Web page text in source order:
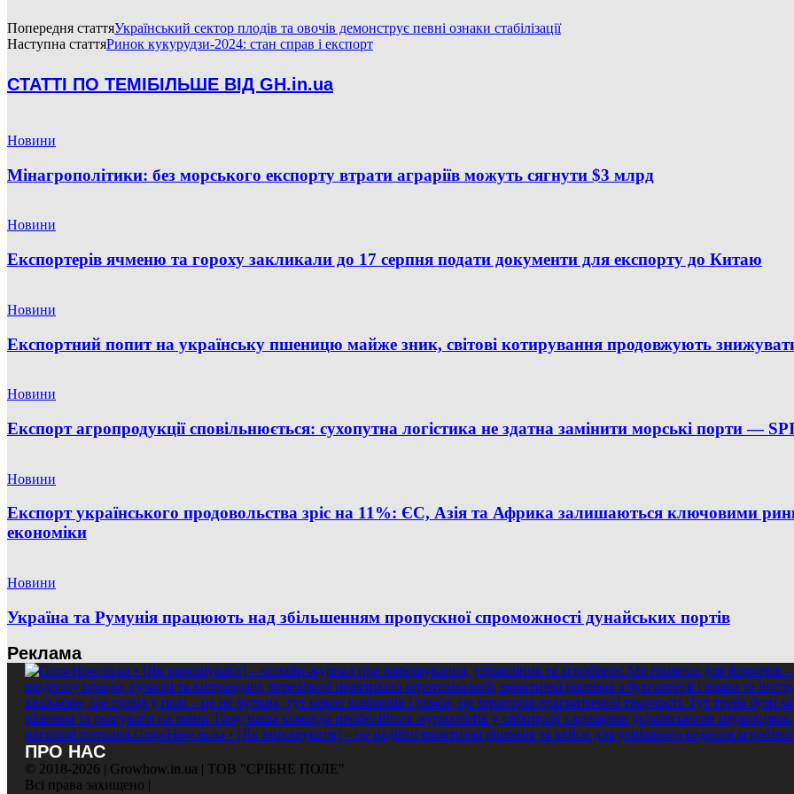
Попередня статтяУкраїнський сектор плодів та овочів демонструє певні ознаки стабілізації
Наступна статтяРинок кукурудзи-2024: стан справ і експорт
СТАТТІ ПО ТЕМІБІЛЬШЕ ВІД GH.in.ua
Новини
Мінагрополітики: без морського експорту втрати аграріїв можуть сягнути $3 млрд
Новини
Експортерів ячменю та гороху закликали до 17 серпня подати документи для експорту до Китаю
Новини
Експортний попит на українську пшеницю майже зник, світові котирування продовжують
Новини
Експорт агропродукції сповільнюється: сухопутна логістика не здатна замінити морські порти —
Новини
Експорт українського продовольства зріс на 11%: ЄС, Азія та Африка залишаються ключовими
економіки
Новини
Україна та Румунія працюють над збільшенням пропускної спроможності дунайських портів
Реклама
ПРО НАС
© 2018-2026 | Growhow.in.ua | ТОВ "СРІБНЕ ПОЛЕ"
Всі права захищено |